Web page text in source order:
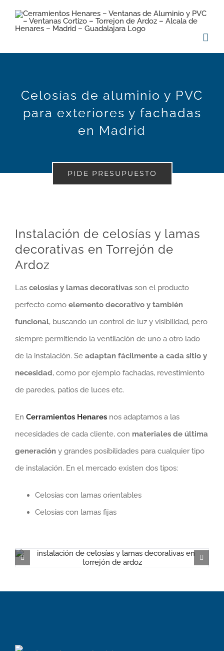
Saltar
Celosías de aluminio y PVC
para exteriores y fachadas
en Madrid
PIDE PRESUPUESTO
Instalación de celosías y lamas
decorativas en Torrejón de
Ardoz
Las celosías y lamas decorativas son el producto
perfecto como elemento decorativo y también
funcional, buscando un control de luz y visibilidad, pero
siempre permitiendo la ventilación de uno a otro lado
de la instalación. Se adaptan fácilmente a cada sitio y
necesidad, como por ejemplo fachadas, revestimiento
de paredes, patios de luces etc.
En Cerramientos Henares nos adaptamos a las
necesidades de cada cliente, con materiales de última
generación y grandes posibilidades para cualquier tipo
de instalación. En el mercado existen dos tipos:
Celosías con lamas orientables
Celosías con lamas fijas